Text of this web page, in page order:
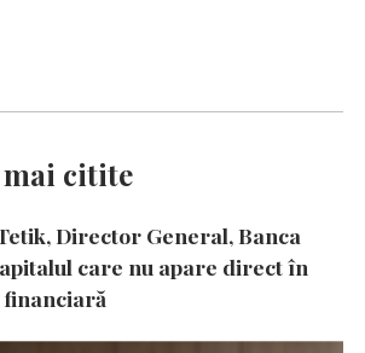
mai citite
Director General, Banca
care nu apare direct în